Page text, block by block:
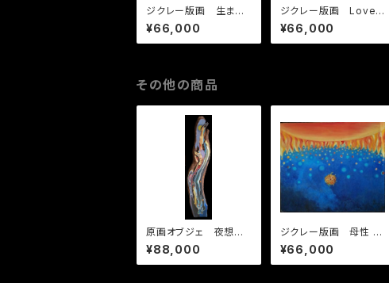
ジクレー版画 生まれ
かわりの森
¥66,000
ジクレー版画 Love
r's Rock - 唄う
¥66,000
その他の商品
原画オブジェ 夜想
曲 ノクターン-Noctu
rne
¥88,000
ジクレー版画 母性 -
Motherhood
¥66,000